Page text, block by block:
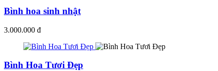
Bình hoa sinh nhật
3.000.000 đ
Bình Hoa Tươi Đẹp